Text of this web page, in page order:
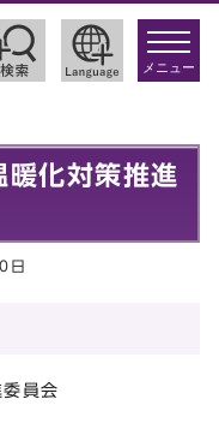
toggle
メニュー
化対策推進
日
員会